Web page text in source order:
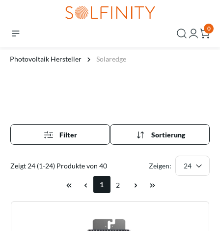
0
Photovoltaik Hersteller Solaredge
Filter Sortierung
Zeigt 24 (1-24) Produkte von 40 Zeigen:
1 2